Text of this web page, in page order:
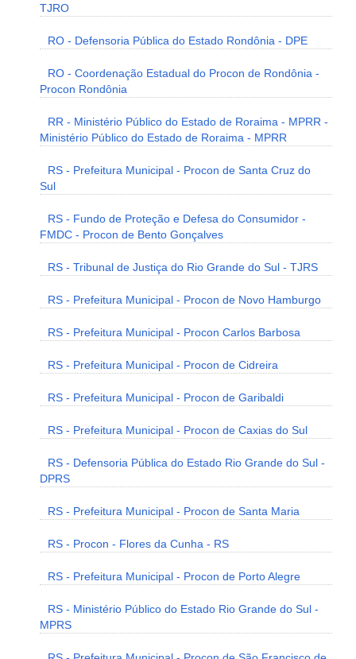
TJRO
RO - Defensoria Pública do Estado Rondônia - DPE
RO - Coordenação Estadual do Procon de Rondônia -
Procon Rondônia
RR - Ministério Público do Estado de Roraima - MPRR -
Ministério Público do Estado de Roraima - MPRR
RS - Prefeitura Municipal - Procon de Santa Cruz do
Sul
RS - Fundo de Proteção e Defesa do Consumidor -
FMDC - Procon de Bento Gonçalves
RS - Tribunal de Justiça do Rio Grande do Sul - TJRS
RS - Prefeitura Municipal - Procon de Novo Hamburgo
RS - Prefeitura Municipal - Procon Carlos Barbosa
RS - Prefeitura Municipal - Procon de Cidreira
RS - Prefeitura Municipal - Procon de Garibaldi
RS - Prefeitura Municipal - Procon de Caxias do Sul
RS - Defensoria Pública do Estado Rio Grande do Sul -
DPRS
RS - Prefeitura Municipal - Procon de Santa Maria
RS - Procon - Flores da Cunha - RS
RS - Prefeitura Municipal - Procon de Porto Alegre
RS - Ministério Público do Estado Rio Grande do Sul -
MPRS